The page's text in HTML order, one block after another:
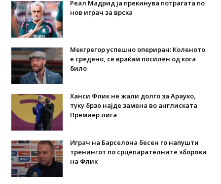
Реал Мадрид ја прекинува потрагата по
нов играч за врска
Мекгрегор успешно опериран: Коленото
е средено, се враќам посилен од кога
било
Ханси Флик не жали долго за Араухо,
туку брзо најде замена во англиската
Премиер лига
Играч на Барселона бесен го напушти
тренингот по срцепарателните зборови
на Флик